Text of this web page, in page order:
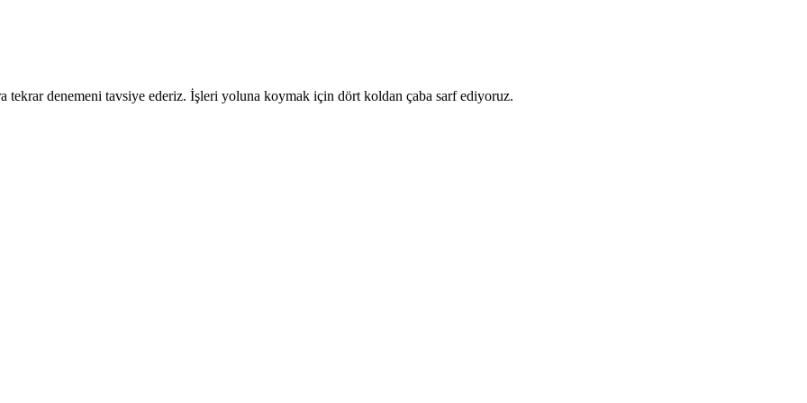
tekrar denemeni tavsiye ederiz. İşleri yoluna koymak için dört koldan çaba sarf ediyoruz.